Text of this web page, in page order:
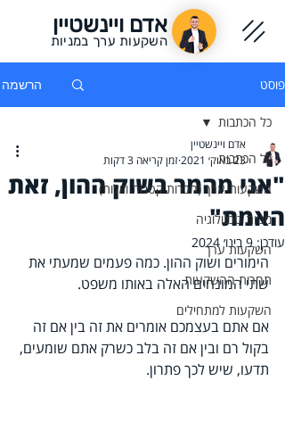
השקעות ערך במניות
אדם ויינשטיין
פוסט הרשמה
כל הכתבות
השקעות ערך (חברות קטנות וזולות)
מניות טכנולוגיה
השקעות ערך
תחרות ההשקעות
השקעות למתחילים
כל הכתבות
"אני מהמר בשוק ההון, זאת
האמת"
אדם ויינשטיין
23 באוק׳ 2021
זמן קריאה 3 דקות
עודכן:9 בינו׳ 2024
הימורים ושוק ההון. כמה פעמים שמעתי את
שתי המונחים האלה באותו משפט.
אם אתם בעצמכם אומרים את זה בין אם זה
בקול רם ובין אם זה בלב כשרק אתם שומעים,
תדעו, שיש לכך פתרון.